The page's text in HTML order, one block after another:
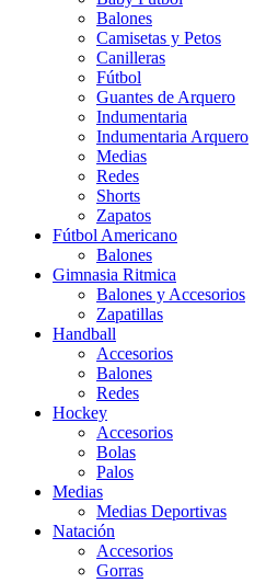
Balones
Camisetas y Petos
Canilleras
Fútbol
Guantes de Arquero
Indumentaria
Indumentaria Arquero
Medias
Redes
Shorts
Zapatos
Fútbol Americano
Balones
Gimnasia Ritmica
Balones y Accesorios
Zapatillas
Handball
Accesorios
Balones
Redes
Hockey
Accesorios
Bolas
Palos
Medias
Medias Deportivas
Natación
Accesorios
Gorras